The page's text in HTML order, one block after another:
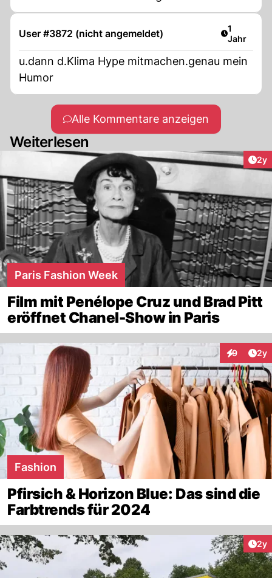
Hause. Egal, wer's braucht.
User #3872 (nicht angemeldet) Artikel
1
Jahr
u.dann d.Klima Hype mitmachen.genau mein
Humor
Alle Kommentare anzeigen
Weiterlesen
2y
Paris Fashion Week
Film mit Penélope Cruz und Brad Pitt
eröffnet Chanel-Show in Paris
9 2y
Fashion
Pfirsich & Horizon Blue: Das sind die
Farbtrends für 2024
2y